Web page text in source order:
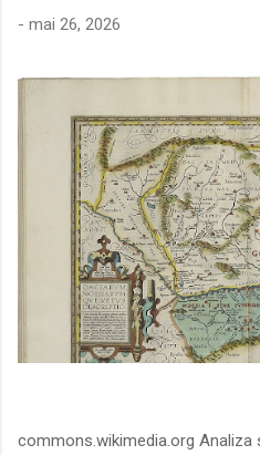
- mai 26, 2026
Sursa
commons.wikimedia.org